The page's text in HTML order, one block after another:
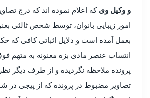
و وکیل وی که اعلام نموده اند که درج
امور زیبایی بانوان، توسط شخص ثالثی
بعمل آمده است و دلایل اثباتی کافی که
انتساب عنصر مادی بزه معنونه به متهم
پرونده ملاحظه نگردیده و از طرف دیگر
تصاویر مضبوط در پرونده که از پیجی در